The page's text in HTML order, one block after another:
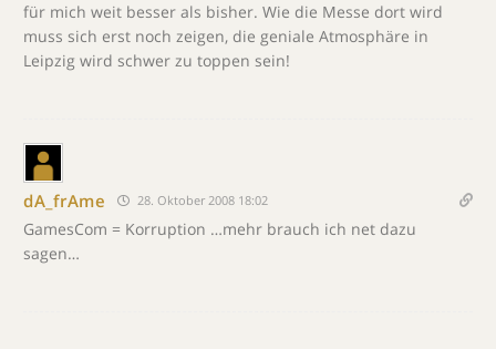
für mich weit besser als bisher. Wie die Messe dort wird
muss sich erst noch zeigen, die geniale Atmosphäre in
Leipzig wird schwer zu toppen sein!
dA_frAme 28. Oktober 2008 18:02
GamesCom = Korruption …mehr brauch ich net dazu
sagen…